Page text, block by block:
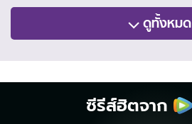
ดูทั้งหมด
ซีรีส์ฮิตจาก